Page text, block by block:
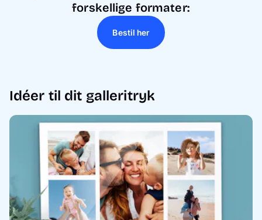
forskellige formater:
Bestil her
Idéer til dit galleritryk